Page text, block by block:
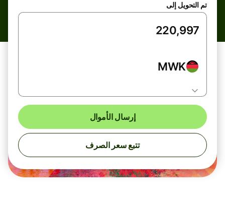
تم التحويل إلى
MWK
إرسال الأموال
تتبع سعر الصرف